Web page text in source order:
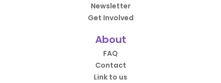
Newsletter
Get Involved
About
FAQ
Contact
Link to us